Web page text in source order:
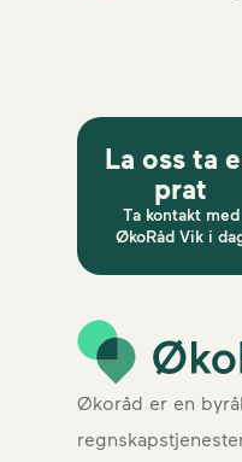
La oss ta
prat
Ta kontakt med
ØkoRåd Vik i
Økoråd er en